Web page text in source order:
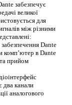
забезпечує
великої
для
між різними
Dante
комп’ютер в Dante
прийом
два канали
аналогового